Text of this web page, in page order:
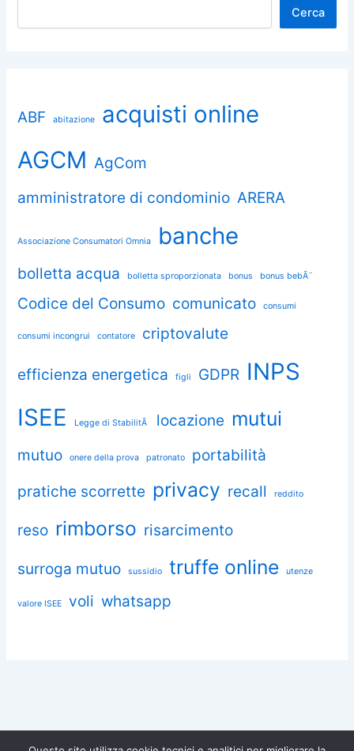
Cerca
ABF abitazione
acquisti online
AGCM AgCom
amministratore di condominio ARERA
Associazione Consumatori Omnia banche
bolletta acqua bolletta sproporzionata bonus bonus bebÃ¨
Codice del Consumo comunicato consumi
consumi incongrui contatore criptovalute
efficienza energetica figli GDPR INPS
ISEE
Legge di StabilitÃ locazione mutui
mutuo onere della prova patronato
portabilità
pratiche scorrette privacy recall reddito
reso rimborso risarcimento
surroga mutuo sussidio truffe online utenze
valore ISEE voli whatsapp